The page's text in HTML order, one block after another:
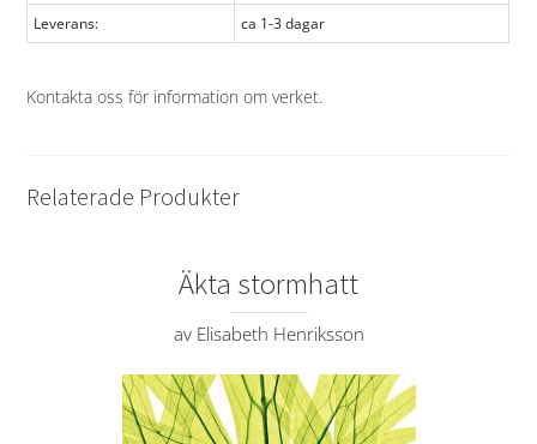
Leverans:
ca 1-3 dagar
Kontakta oss för information om verket.
Relaterade Produkter
Äkta stormhatt
av Elisabeth Henriksson